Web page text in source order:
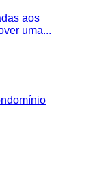
aos
uma...